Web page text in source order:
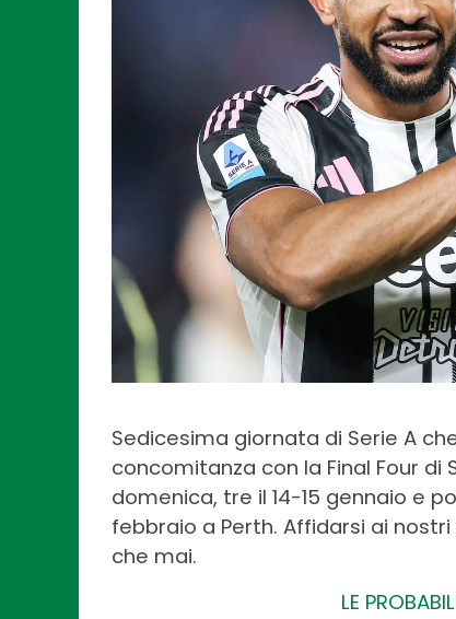
Sedicesima giornata di Serie A
concomitanza con la Final Four
domenica, tre il 14-15 gennaio e
febbraio a Perth. Affidarsi ai
che mai.
LE